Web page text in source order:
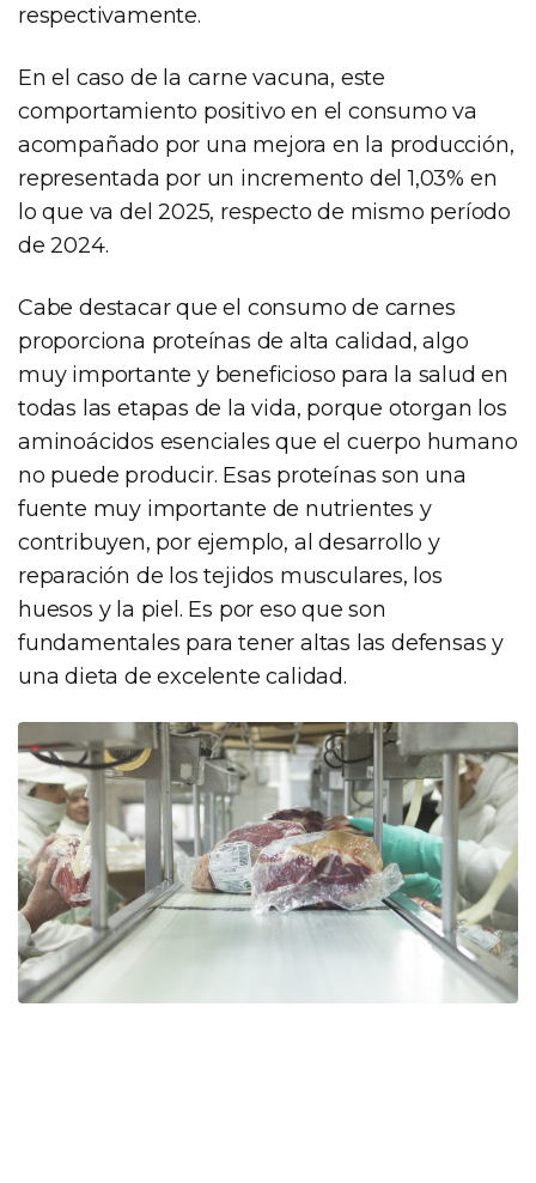
respectivamente.
En el caso de la carne vacuna, este
comportamiento positivo en el consumo va
acompañado por una mejora en la producción,
representada por un incremento del 1,03% en
lo que va del 2025, respecto de mismo período
de 2024.
Cabe destacar que el consumo de carnes
proporciona proteínas de alta calidad, algo
muy importante y beneficioso para la salud en
todas las etapas de la vida, porque otorgan los
aminoácidos esenciales que el cuerpo humano
no puede producir. Esas proteínas son una
fuente muy importante de nutrientes y
contribuyen, por ejemplo, al desarrollo y
reparación de los tejidos musculares, los
huesos y la piel. Es por eso que son
fundamentales para tener altas las defensas y
una dieta de excelente calidad.